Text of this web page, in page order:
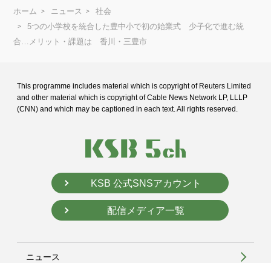
ホーム ニュース
社会
5つの小学校を統合した豊中小で初の始業式 少子化で進む統
合…メリット・課題は 香川・三豊市
This programme includes material which is copyright of Reuters Limited
and other material which is copyright of Cable News Network LP, LLLP
(CNN) and which may be captioned in each text. All rights reserved.
KSB 公式SNSアカウント
配信メディア一覧
ニュース